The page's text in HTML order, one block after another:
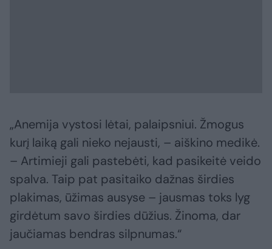
„Anemija vystosi lėtai, palaipsniui. Žmogus
kurį laiką gali nieko nejausti, – aiškino medikė.
– Artimieji gali pastebėti, kad pasikeitė veido
spalva. Taip pat pasitaiko dažnas širdies
plakimas, ūžimas ausyse – jausmas toks lyg
girdėtum savo širdies dūžius. Žinoma, dar
jaučiamas bendras silpnumas.“